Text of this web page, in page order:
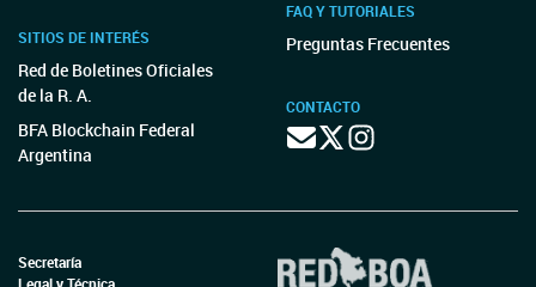
SITIOS DE INTERÉS
Red de Boletines Oficiales
de la R. A.
BFA Blockchain Federal
Argentina
FAQ Y TUTORIALES
Preguntas Frecuentes
CONTACTO
Secretaría